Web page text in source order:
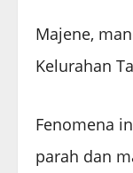
Majene,
Kelurahan
Fenomena
parah dan